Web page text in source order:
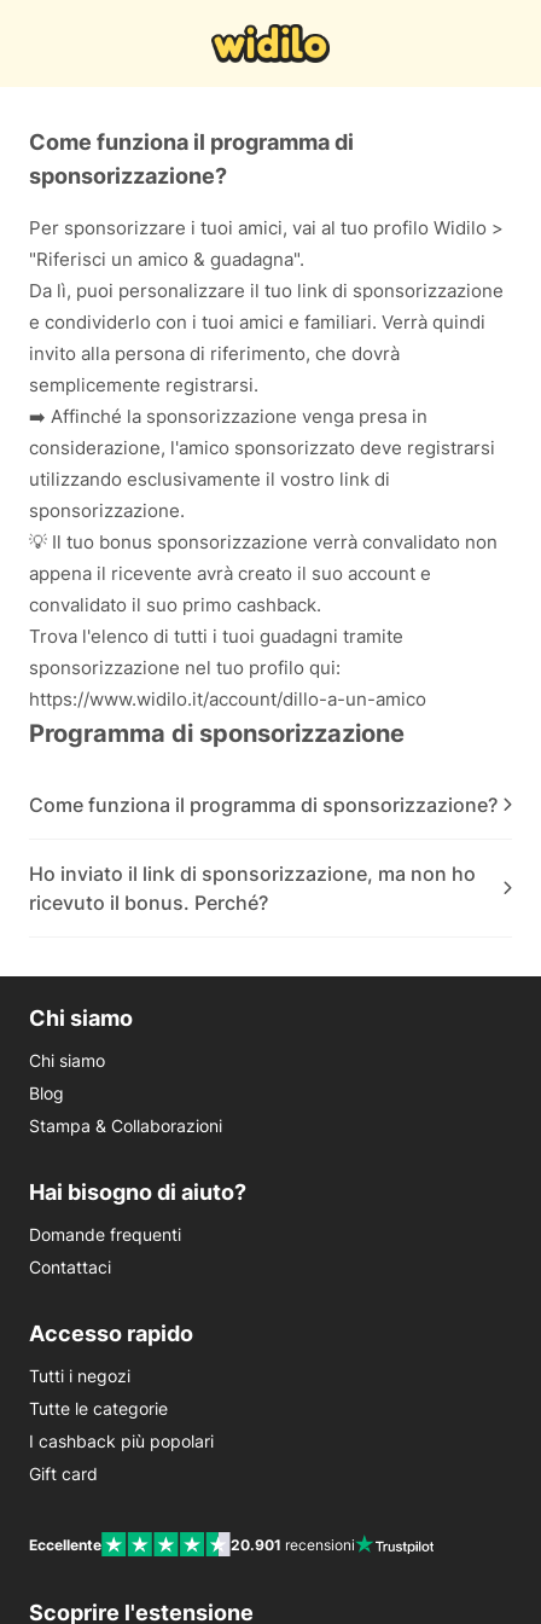
Programma di sponsorizzazione
Come funziona il programma di sponsorizzazione?
Ho inviato il link di sponsorizzazione, ma non ho
ricevuto il bonus. Perché?
Come funziona il programma di
sponsorizzazione?
Per sponsorizzare i tuoi amici, vai al tuo profilo Widilo >
"Riferisci un amico & guadagna".
Da lì, puoi personalizzare il tuo link di sponsorizzazione
e condividerlo con i tuoi amici e familiari. Verrà quindi
invito alla persona di riferimento, che dovrà
semplicemente registrarsi.
➡️ Affinché la sponsorizzazione venga presa in
considerazione, l'amico sponsorizzato deve registrarsi
utilizzando esclusivamente il vostro link di
sponsorizzazione.
💡 Il tuo bonus sponsorizzazione verrà convalidato non
appena il ricevente avrà creato il suo account e
convalidato il suo primo cashback.
Trova l'elenco di tutti i tuoi guadagni tramite
sponsorizzazione nel tuo profilo qui:
https://www.widilo.it/account/dillo-a-un-amico
Chi siamo
Chi siamo
Blog
Stampa & Collaborazioni
Hai bisogno di aiuto?
Domande frequenti
Contattaci
Accesso rapido
Tutti i negozi
Tutte le categorie
I cashback più popolari
Gift card
Eccellente 20.901 recensioni
Scoprire l'estensione